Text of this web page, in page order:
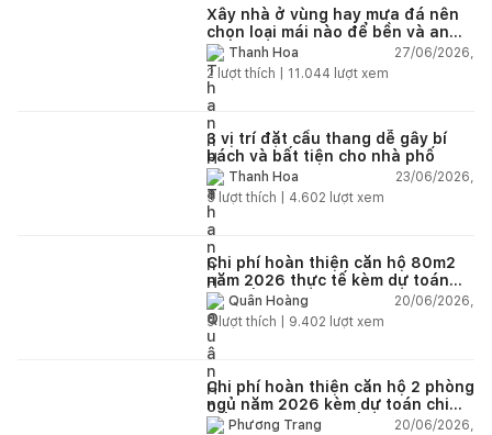
Xây nhà ở vùng hay mưa đá nên
chọn loại mái nào để bền và an
toàn?Thanh Hoa
27/06/2026,
2 lượt thích | 11.044 lượt xem
3 vị trí đặt cầu thang dễ gây bí
bách và bất tiện cho nhà phố
Thanh Hoa
23/06/2026,
5 lượt thích | 4.602 lượt xem
Chi phí hoàn thiện căn hộ 80m2
năm 2026 thực tế kèm dự toán
chi tiết từng hạng mục
Quân Hoàng
20/06/2026,
9lượt thích | 9.402 lượt xem
Chi phí hoàn thiện căn hộ 2 phòng
ngủ năm 2026 kèm dự toán chi
tiết và ví dụ thực tế
Phương Trang
20/06/2026,